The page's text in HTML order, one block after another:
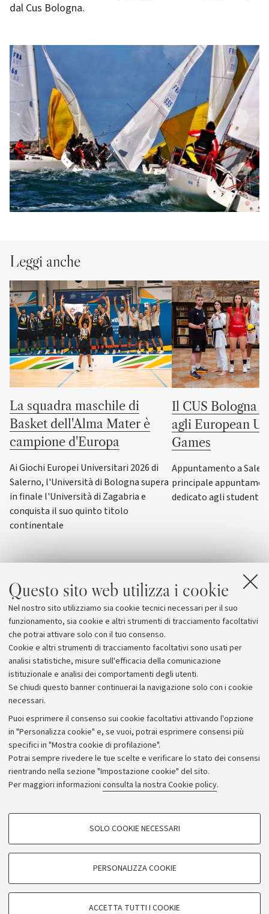
Questo sito web utilizza i cookie
Nel nostro sito utilizziamo sia cookie tecnici necessari per il suo
funzionamento, sia cookie e altri strumenti di tracciamento facoltativi
che potrai attivare solo con il tuo consenso.
Cookie e altri strumenti di tracciamento facoltativi sono usati per
analisi statistiche, misure sull'efficacia della comunicazione
istituzionale e analisi dei comportamenti degli utenti.
Se chiudi questo banner continuerai la navigazione solo con i cookie
necessari.
Puoi esprimere il consenso sui cookie facoltativi attivando l'opzione
in "Personalizza cookie" e, se vuoi, potrai esprimere consensi più
specifici in "Mostra cookie di profilazione".
Potrai sempre rivedere le tue scelte e verificare lo stato dei consensi
rientrando nella sezione "Impostazione cookie" del sito.
Per maggiori informazioni consulta la nostra Cookie policy.
COOKIE DI PROFILAZIONE - FACOLTATIVI
COOKIE TECNICI - NECESSARI
SOLO COOKIE NECESSARI
PERSONALIZZA COOKIE
ACCETTA TUTTI I COOKIE
dal Cus Bologna.
Leggi anche
La squadra maschile di
Basket dell'Alma Mater è
campione d'Europa
Ai Giochi Europei Universitari 2026 di
Salerno, l'Università di Bologna supera
in finale l'Università di Zagabria e
conquista il suo quinto titolo
continentale
Il CUS Bologna
agli European
Games
Appuntamento a
principale
dedicato agli
Archivio
Comunicati stampa
Redazione
Rassegna stampa
© Copyright 2026 - ALMA MATER STUDIORUM - Università di
Bologna - Via Zamboni, 33 - 40126 Bologna - PI: 01131710376 -
CF: 80007010376